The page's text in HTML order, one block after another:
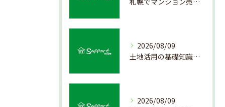
2026/08/09
土地活用の基礎知識と売却前のポイント
2026/08/09